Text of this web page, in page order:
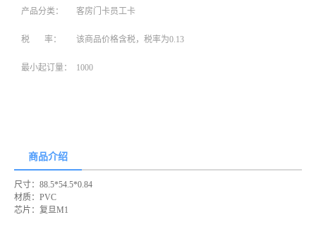
产品分类： 客房门卡员工卡
税 率： 该商品价格含税，税率为0.13
最小起订量： 1000
商品介绍
尺寸：88.5*54.5*0.84
材质：PVC
芯片：复旦M1